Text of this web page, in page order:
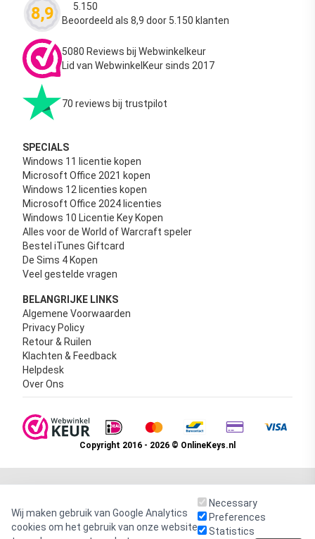
8,9 Waardering
5.150
Beoordeeld als 8,9 door 5.150 klanten
5080 Reviews bij Webwinkelkeur
Lid van WebwinkelKeur sinds 2017
70 reviews bij trustpilot
SPECIALS
Windows 11 licentie kopen
Microsoft Office 2021 kopen
Windows 12 licenties kopen
Microsoft Office 2024 licenties
Windows 10 Licentie Key Kopen
Alles voor de World of Warcraft speler
Bestel iTunes Giftcard
De Sims 4 Kopen
Veel gestelde vragen
BELANGRIJKE LINKS
Algemene Voorwaarden
Privacy Policy
Retour & Ruilen
Klachten & Feedback
Helpdesk
Over Ons
Copyright 2016 - 2026 © OnlineKeys.nl
Wij maken gebruik van Google Analytics
cookies om het gebruik van onze website
Necessary
Preferences
Statistics